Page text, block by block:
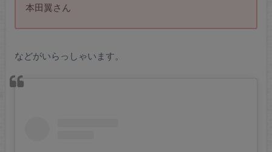
本田翼さん
などがいらっしゃいます。